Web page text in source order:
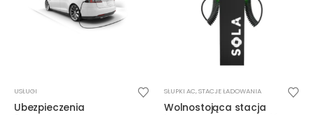
USŁUGI
Ubezpieczenia
produkt
SŁUPKI AC,STACJE ŁADOWANIA
Wolnostojąca stacja